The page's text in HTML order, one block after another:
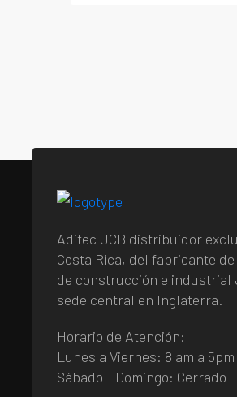
Aditec JCB distribuidor
Costa Rica, del fabricante
de construcción e industrial
sede central en Inglaterra.
Horario de Atención:
Lunes a Viernes: 8 am a 5pm
Sábado - Domingo: Cerrado